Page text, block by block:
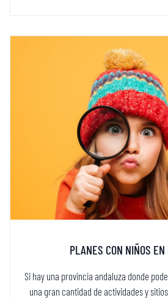
PLANES CON NIÑOS EN
Si hay una provincia andaluza donde
una gran cantidad de actividades y